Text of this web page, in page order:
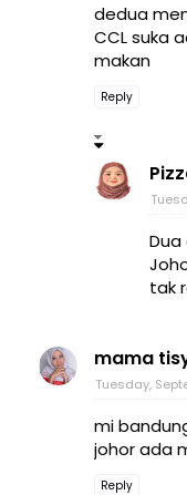
dedua
CCL suka
makan
Reply
tak
mama
Tuesday,
mi
johor ada
Reply